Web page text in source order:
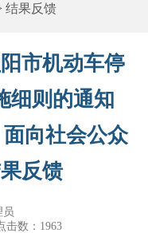
结果反馈
市机动车停
细则的通知
面向社会公众
反馈
员
数： 1963